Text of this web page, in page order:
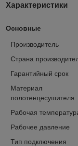
Характеристики
Основные
Производитель
Страна
Гарантийный срок
Материал
полотенцесушителя
Рабочая
Рабочее давление
Тип подключения